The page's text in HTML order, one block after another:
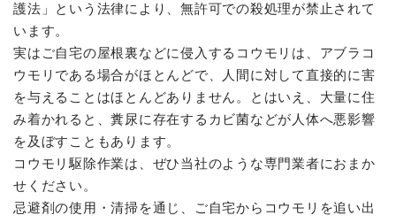
護法」という法律により、無許可での殺処理が禁止されて
います。
実はご自宅の屋根裏などに侵入するコウモリは、アブラコ
ウモリである場合がほとんどで、人間に対して直接的に害
を与えることはほとんどありません。とはいえ、大量に住
み着かれると、糞尿に存在するカビ菌などが人体へ悪影響
を及ぼすこともあります。
コウモリ駆除作業は、ぜひ当社のような専門業者におまか
せください。
忌避剤の使用・清掃を通じ、ご自宅からコウモリを追い出